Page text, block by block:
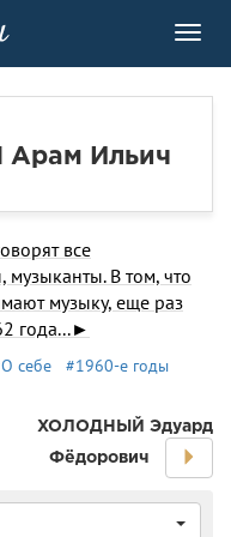
Ильич
все
В том, что
музыку, еще раз
года...►
себе #1960-е годы
ХОЛОДНЫЙ Эдуард
Фёдорович